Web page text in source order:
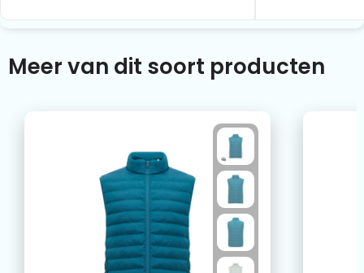
Meer van dit soort producten